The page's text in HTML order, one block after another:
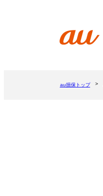
au損保トップ